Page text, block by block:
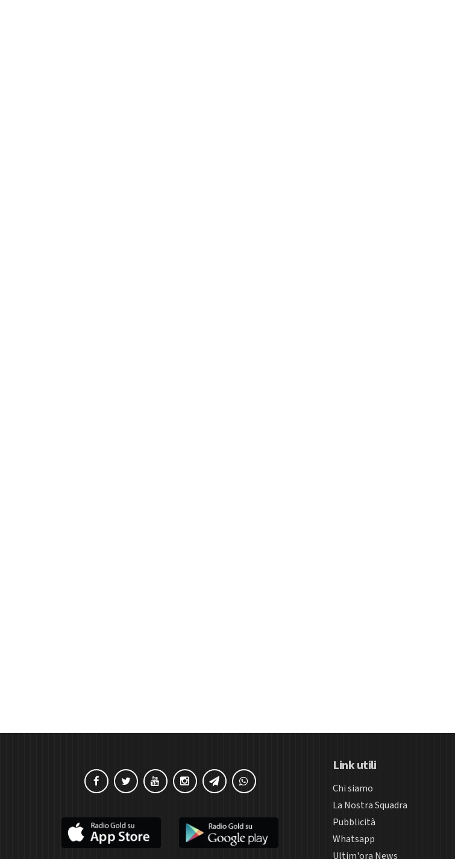
Link utili
Chi siamo
La Nostra Squadra
Pubblicità
Whatsapp
Ultim'ora News